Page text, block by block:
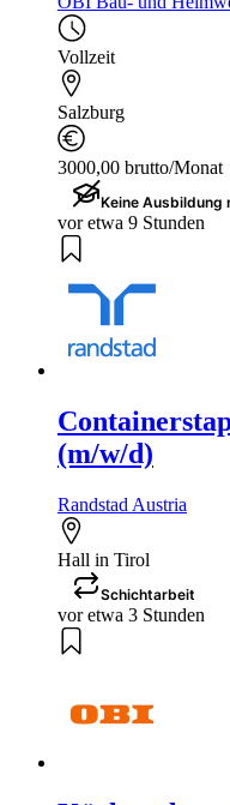
Vollzeit
Salzburg
3000,00 brutto/Monat
Keine Ausbildung
vor etwa 9 Stunden
(m/w/d)
Randstad Austria
Hall in Tirol
Schichtarbeit
vor etwa 3 Stunden